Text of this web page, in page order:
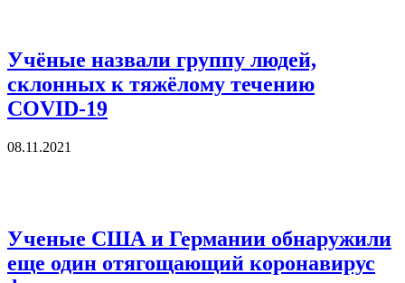
Учёные назвали группу людей,
склонных к тяжёлому течению
COVID-19
08.11.2021
Ученые США и Германии обнаружили
еще один отягощающий коронавирус